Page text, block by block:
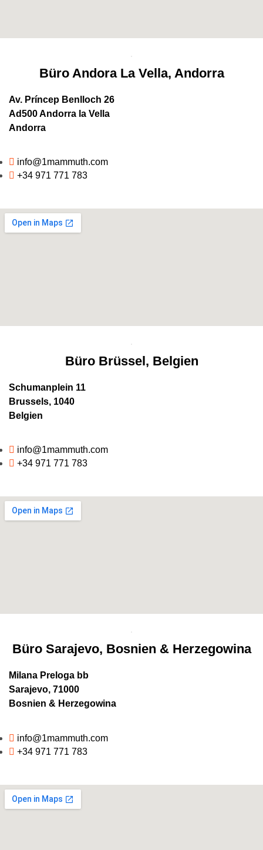
Büro Andora La Vella, Andorra
Av. Príncep Benlloch 26
Ad500 Andorra la Vella
Andorra
info@1mammuth.com
+34 971 771 783
Büro Brüssel, Belgien
Schumanplein 11
Brussels, 1040
Belgien
info@1mammuth.com
+34 971 771 783
Büro Sarajevo, Bosnien & Herzegowina
Milana Preloga bb
Sarajevo, 71000
Bosnien & Herzegowina
info@1mammuth.com
+34 971 771 783